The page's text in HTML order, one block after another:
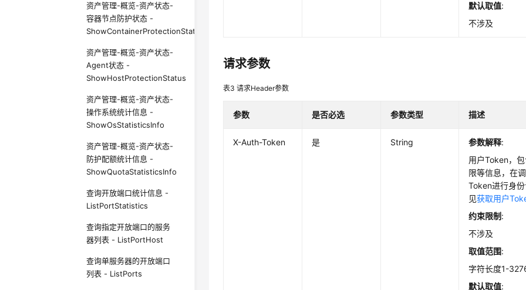
资产管理-概览-资产状态-
容器节点防护状态 -
ShowContainerProtectionStatus
资产管理-概览-资产状态-
Agent状态 -
ShowHostProtectionStatus
资产管理-概览-资产状态-
操作系统统计信息 -
ShowOsStatisticsInfo
资产管理-概览-资产状态-
防护配额统计信息 -
ShowQuotaStatisticsInfo
查询开放端口统计信息 -
ListPortStatistics
查询指定开放端口的服务
器列表 - ListPortHost
查询单服务器的开放端口
列表 - ListPorts
默认取值:
不涉及
请求参数
表3请求Header参数
参数 是否必选 参数类型 描述
X-Auth-Token 是 String 参数解释:
用户Token，
限等信息，在
Token进行身
见获取用户
约束限制 :
不涉及
取值范围:
字符长度1-
默认取值: